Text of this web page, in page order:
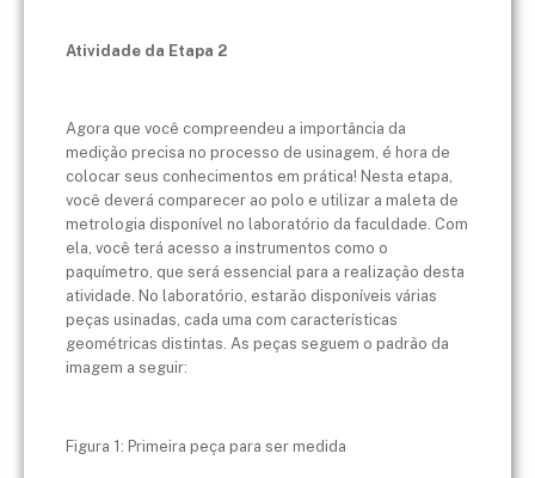
Atividade da Etapa 2
Agora que você compreendeu a importância da
medição precisa no processo de usinagem, é hora de
colocar seus conhecimentos em prática! Nesta etapa,
você deverá comparecer ao polo e utilizar a maleta de
metrologia disponível no laboratório da faculdade. Com
ela, você terá acesso a instrumentos como o
paquímetro, que será essencial para a realização desta
atividade. No laboratório, estarão disponíveis várias
peças usinadas, cada uma com características
geométricas distintas. As peças seguem o padrão da
imagem a seguir:
Figura 1: Primeira peça para ser medida